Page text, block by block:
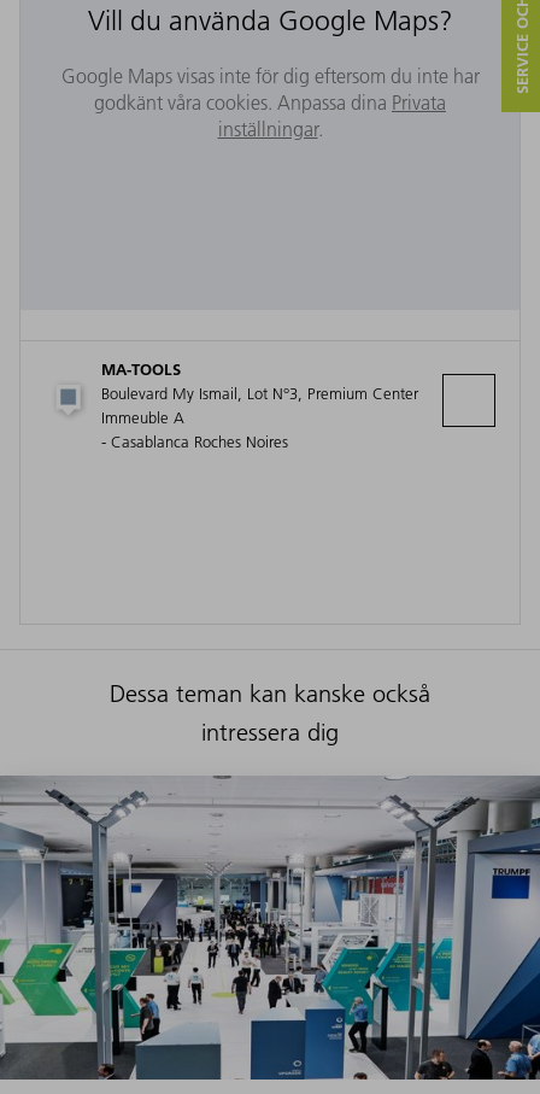
Vill du använda Google Maps?
Google Maps visas inte för dig eftersom du inte har
godkänt våra cookies. Anpassa dina Privata
inställningar.
MA-TOOLS
Boulevard My Ismail, Lot N°3, Premium Center
Immeuble A
- Casablanca Roches Noires
Dessa teman kan kanske också
intressera dig